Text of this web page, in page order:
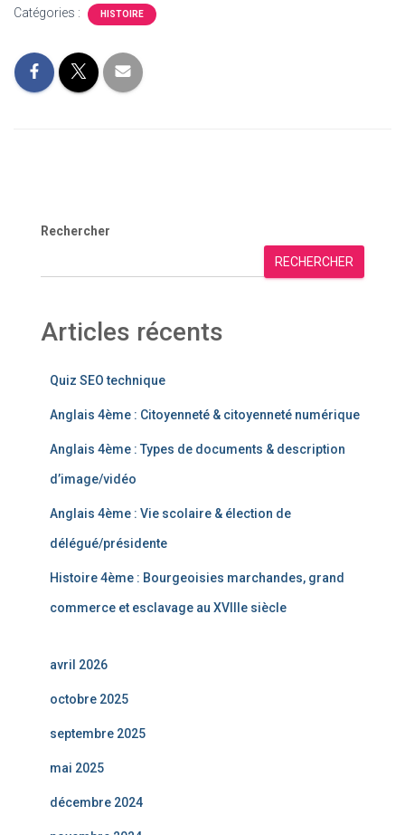
Catégories : HISTOIRE
Rechercher
RECHERCHER
Articles récents
Quiz SEO technique
Anglais 4ème : Citoyenneté & citoyenneté numérique
Anglais 4ème : Types de documents & description
d’image/vidéo
Anglais 4ème : Vie scolaire & élection de
délégué/présidente
Histoire 4ème : Bourgeoisies marchandes, grand
commerce et esclavage au XVIIIe siècle
avril 2026
octobre 2025
septembre 2025
mai 2025
décembre 2024